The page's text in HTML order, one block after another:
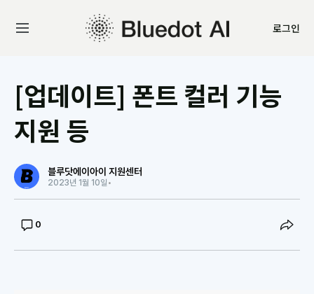
로그인
[업데이트] 폰트 컬러 기능
지원 등
블루닷에이아이 지원센터
2023년 1월 10일 •
0